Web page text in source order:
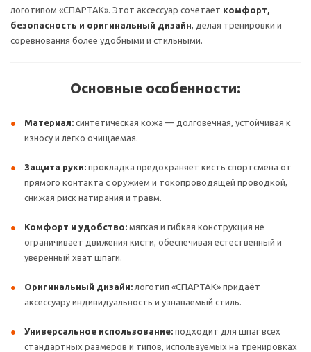
логотипом «СПАРТАК». Этот аксессуар сочетает комфорт,
безопасность и оригинальный дизайн, делая тренировки и
соревнования более удобными и стильными.
Основные особенности:
Материал: синтетическая кожа — долговечная, устойчивая к
износу и легко очищаемая.
Защита руки: прокладка предохраняет кисть спортсмена от
прямого контакта с оружием и токопроводящей проводкой,
снижая риск натирания и травм.
Комфорт и удобство: мягкая и гибкая конструкция не
ограничивает движения кисти, обеспечивая естественный и
уверенный хват шпаги.
Оригинальный дизайн: логотип «СПАРТАК» придаёт
аксессуару индивидуальность и узнаваемый стиль.
Универсальное использование: подходит для шпаг всех
стандартных размеров и типов, используемых на тренировках